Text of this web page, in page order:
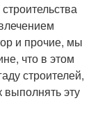
и прочие, мы
что в этом
строителей,
выполнять эту